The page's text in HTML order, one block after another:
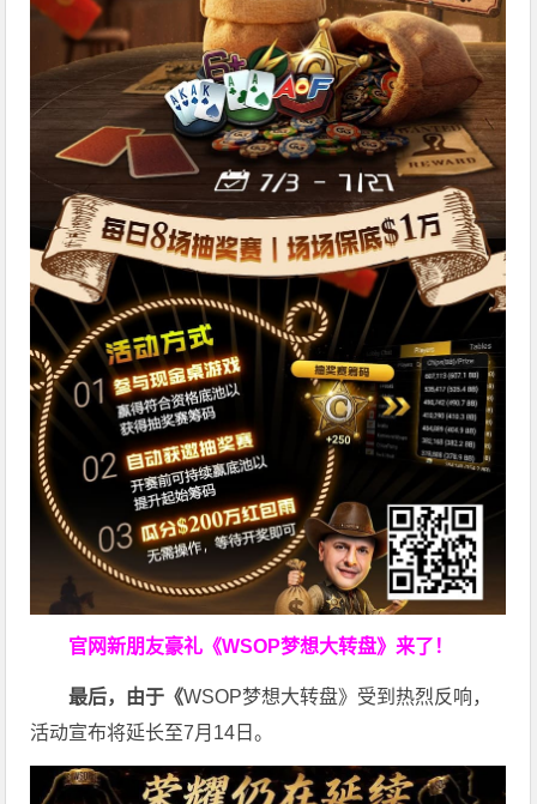
官网新朋友豪礼 《WSOP梦想大转盘》来了！
最后，由于《WSOP梦想大转盘》受到热烈反响，
活动宣布将延长至7月14日。